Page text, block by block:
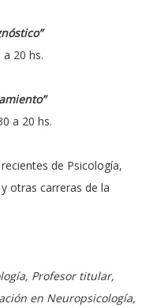
20 hs.
a 20 hs.
de Psicología,
otras carreras de la
Profesor titular,
en Neuropsicología,